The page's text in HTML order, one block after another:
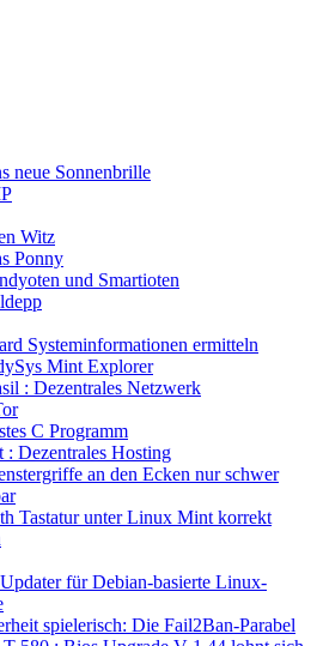
neue Sonnenbrille
Witz
Ponny
und Smartioten
Systeminformationen ermitteln
Mint Explorer
: Dezentrales Netzwerk
C Programm
: Dezentrales Hosting
an den Ecken nur schwer
Tastatur unter Linux Mint korrekt
für Debian-basierte Linux-
spielerisch: Die Fail2Ban-Parabel